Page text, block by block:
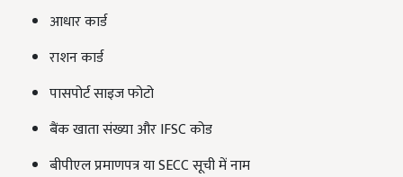
आधार कार्ड
राशन कार्ड
पासपोर्ट साइज फोटो
बैंक खाता संख्या और IFSC कोड
बीपीएल प्रमाणपत्र या SECC सूची में नाम